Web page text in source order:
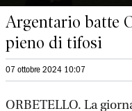
Argentario batte
pieno di tifosi
07 ottobre 2024 10:07
ORBETELLO. La